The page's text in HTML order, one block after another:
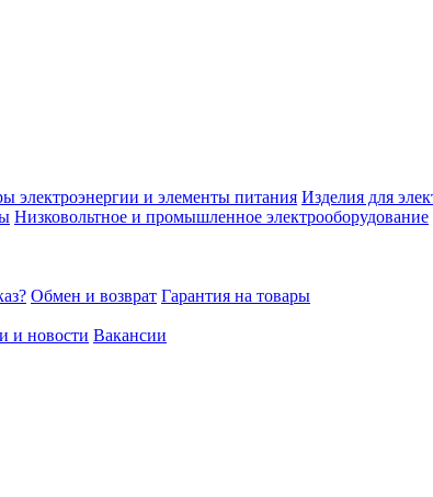
электроэнергии и элементы питания Изделия для
Низковольтное и промышленное электрооборудование
Обмен и возврат Гарантия на товары
и новости Вакансии